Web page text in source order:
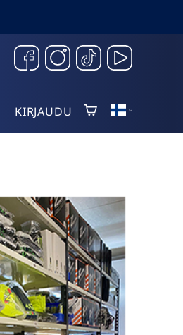
KIRJAUDU